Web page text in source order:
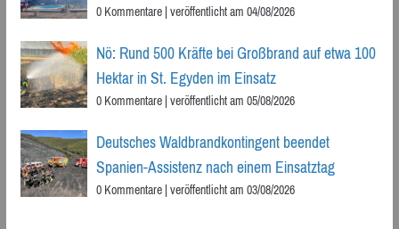
0 Kommentare|veröffentlicht am 04/08/2026
Nö: Rund 500 Kräfte bei Großbrand auf etwa 100
Hektar in St. Egyden im Einsatz
0 Kommentare|veröffentlicht am 05/08/2026
Deutsches Waldbrandkontingent beendet
Spanien-Assistenz nach einem Einsatztag
0 Kommentare|veröffentlicht am 03/08/2026